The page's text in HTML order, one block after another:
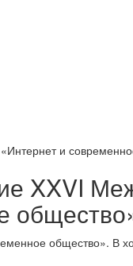
и
XXVI
общество». В